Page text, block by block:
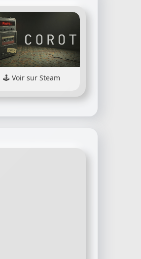
Voir sur Steam